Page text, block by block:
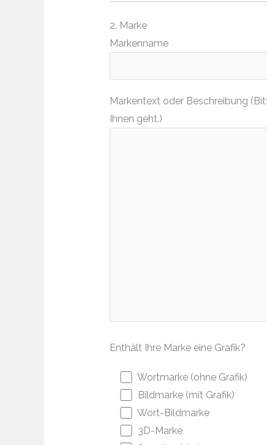
2. Marke
Markenname
Markentext oder Beschreibung
Ihnen geht.)
Enthält Ihre Marke eine Grafik?
Wortmarke (ohne Grafik)
Bildmarke (mit Grafik)
Wort-Bildmarke
3D-Marke